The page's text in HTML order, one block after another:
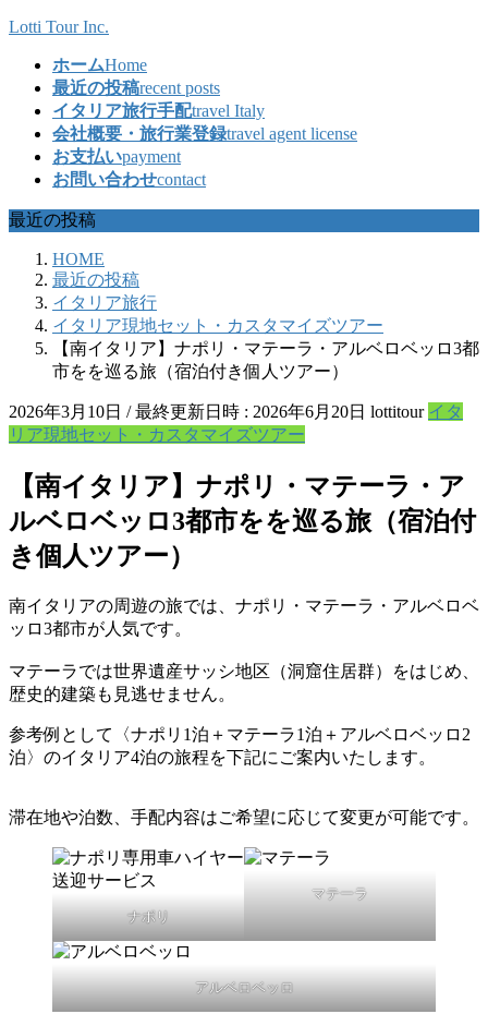
コ
ッ
プ
ナ
移
動
Lotti Tour Inc.
ホームHome
最近の投稿recent posts
イタリア旅行手配travel Italy
会社概要・旅行業登録travel agent license
お支払いpayment
お問い合わせcontact
最近の投稿
HOME
最近の投稿
イタリア旅行
イタリア現地セット・カスタマイズツアー
【南イタリア】ナポリ・マテーラ・アルベロベッロ3都
市をを巡る旅（宿泊付き個人ツアー）
2026年3月10日 / 最終更新日時 : 2026年6月20日 lottitour イタ
リア現地セット・カスタマイズツアー
【南イタリア】ナポリ・マテーラ・ア
ルベロベッロ3都市をを巡る旅（宿泊付
き個人ツアー）
南イタリアの周遊の旅では、ナポリ・マテーラ・アルベロベ
ッロ3都市が人気です。
マテーラでは世界遺産サッシ地区（洞窟住居群）をはじめ、
歴史的建築も見逃せません。
参考例として〈ナポリ1泊＋マテーラ1泊＋アルベロベッロ2
泊〉のイタリア4泊の旅程を下記にご案内いたします。
滞在地や泊数、手配内容はご希望に応じて変更が可能です。
ナポリ
マテーラ
アルベロベッロ